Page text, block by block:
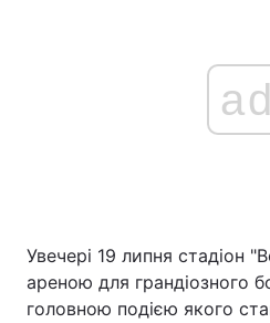
ad
Увечері 19 липня стадіон
ареною для грандіозного
головною подією якого